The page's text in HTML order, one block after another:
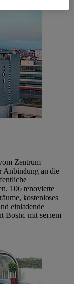
Zentrum
Anbindung an die
106 renovierte
kostenloses
einladende
Boshq mit seinem